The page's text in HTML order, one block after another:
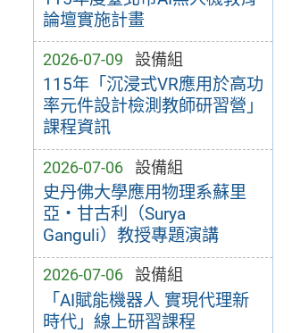
論壇實施計畫
2026-07-09 設備組
115年「沉浸式VR應用於高功
率元件設計檢測教師研習營」
課程資訊
2026-07-06 設備組
史丹佛大學應用物理系蘇里
亞・甘古利（Surya
Ganguli）教授專題演講
2026-07-06 設備組
「AI賦能機器人 實現代理新
時代」線上研習課程